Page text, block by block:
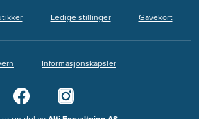
Ledige stillinger Gavekort
Informasjonskapsler